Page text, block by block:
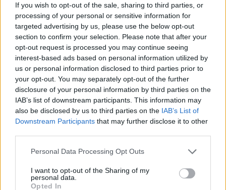
If you wish to opt-out of the sale, sharing to third parties, or
processing of your personal or sensitive information for
targeted advertising by us, please use the below opt-out
section to confirm your selection. Please note that after your
opt-out request is processed you may continue seeing
interest-based ads based on personal information utilized by
us or personal information disclosed to third parties prior to
your opt-out. You may separately opt-out of the further
disclosure of your personal information by third parties on the
IAB’s list of downstream participants. This information may
also be disclosed by us to third parties on the IAB’s List of
Downstream Participants that may further disclose it to other
Please note that this website/app uses one or more Google
not limited to your visit or usage behaviour. You may click to
grant or deny consent to Google and its third-party tags to
Personal Data Processing Opt Outs
I want to opt-out of the Sharing of my
personal data.
Opted In
KIRAKAT
Kirakat
Tető, ami évtizedeken át gondoskodik a családról